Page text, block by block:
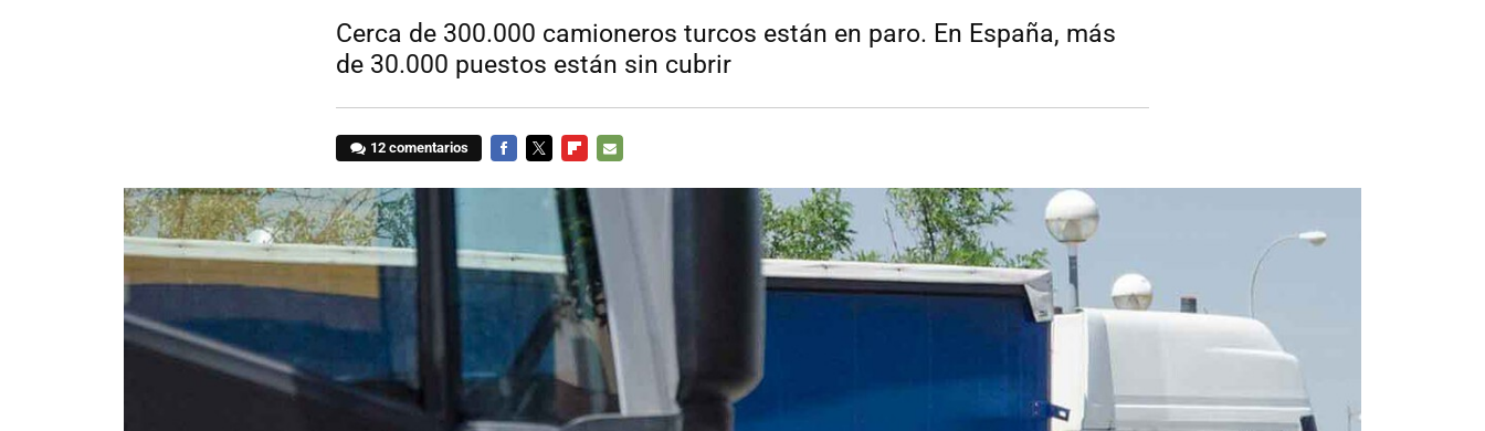
Cerca de 300.000 camioneros turcos están en paro. En España, más
de 30.000 puestos están sin cubrir
12 comentarios